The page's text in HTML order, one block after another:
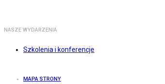
NASZE WYDARZENIA
Szkolenia i konferencje
MAPA STRONY